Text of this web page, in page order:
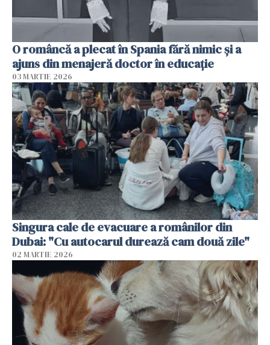
O româncă a plecat în Spania fără nimic și a
ajuns din menajeră doctor în educație
03 MARTIE 2026
Singura cale de evacuare a românilor din
Dubai: "Cu autocarul durează cam două zile"
02 MARTIE 2026